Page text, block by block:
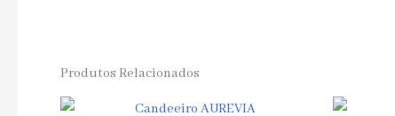
Produtos Relacionados